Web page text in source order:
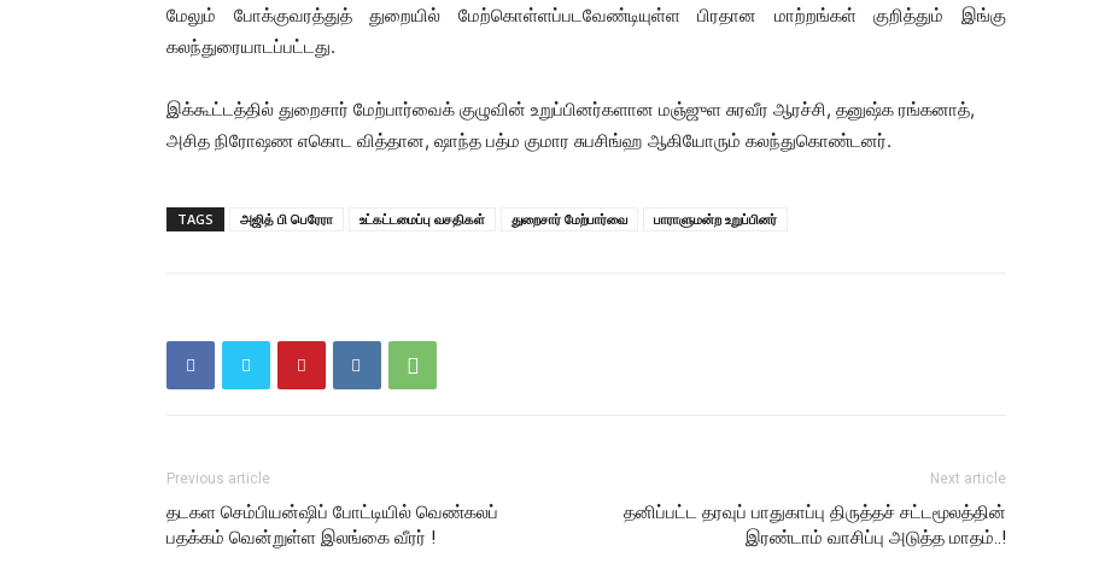
மேலும் போக்குவரத்துத் துறையில் மேற்கொள்ளப்படவேண்டியுள்ள பிரதான மாற்றங்கள் குறித்தும் இங்கு
கலந்துரையாடப்பட்டது.
இக்கூட்டத்தில் துறைசார் மேற்பார்வைக் குழுவின் உறுப்பினர்களான மஞ்ஜுள சுரவீர ஆரச்சி, தனுஷ்க ரங்கனாத்,
அசித நிரோஷண எகொட வித்தான, ஷாந்த பத்ம குமார சுபசிங்ஹ ஆகியோரும் கலந்துகொண்டனர்.
TAGS அஜித் பி பெரேரா உட்கட்டமைப்பு வசதிகள் துறைசார் மேற்பார்வை பாராளுமன்ற உறுப்பினர்
Previous article
தடகள செம்பியன்ஷிப் போட்டியில் வெண்கலப்
பதக்கம் வென்றுள்ள இலங்கை வீரர் !
Next article
தனிப்பட்ட தரவுப் பாதுகாப்பு திருத்தச் சட்டமூலத்தின்
இரண்டாம் வாசிப்பு அடுத்த மாதம்..!